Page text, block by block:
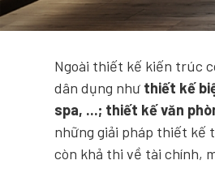
Ngoài thiết kế kiến trúc
dân dụng như thiết kế
spa, ...; thiết kế văn
những giải pháp thiết kế
còn khả thi về tài chính,